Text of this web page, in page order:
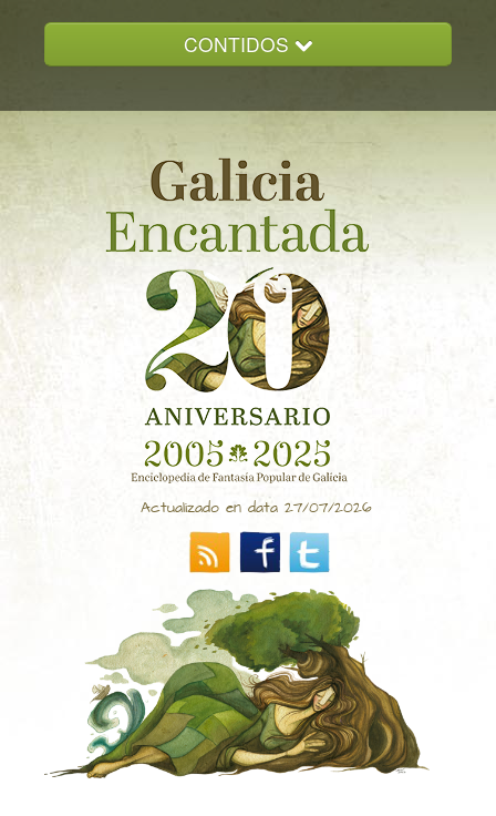
CONTIDOS
GALICIA ENCANTADA
DOCUMENTACION
NOVAS
CONTACTO
Actualizado en data 27/07/2026